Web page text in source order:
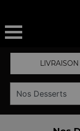
LIVRAISON